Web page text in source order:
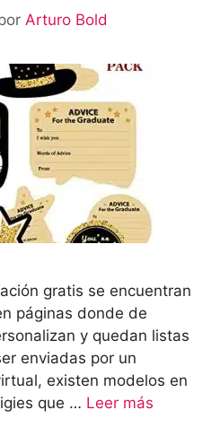
Arturo Bold
gratis se encuentran
páginas donde de
y quedan listas
enviadas por un
existen modelos en
que … Leer más